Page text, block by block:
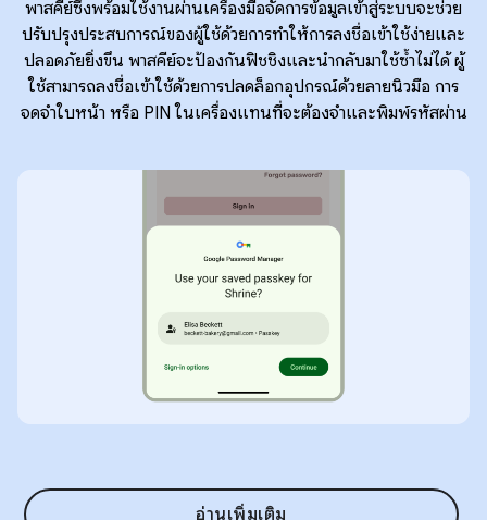
พาสคีย์ซึ่งพร้อมใช้งานผ่านเครื่องมือจัดการข้อมูลเข้าสู่ระบบจะช่วย
ปรับปรุงประสบการณ์ของผู้ใช้ด้วยการทำให้การลงชื่อเข้าใช้ง่ายและ
ปลอดภัยยิ่งขึ้น พาสคีย์จะป้องกันฟิชชิงและนำกลับมาใช้ซ้ำไม่ได้ ผู้
ใช้สามารถลงชื่อเข้าใช้ด้วยการปลดล็อกอุปกรณ์ด้วยลายนิ้วมือ การ
จดจำใบหน้า หรือ PIN ในเครื่องแทนที่จะต้องจำและพิมพ์รหัสผ่าน
อ่านเพิ่มเติม